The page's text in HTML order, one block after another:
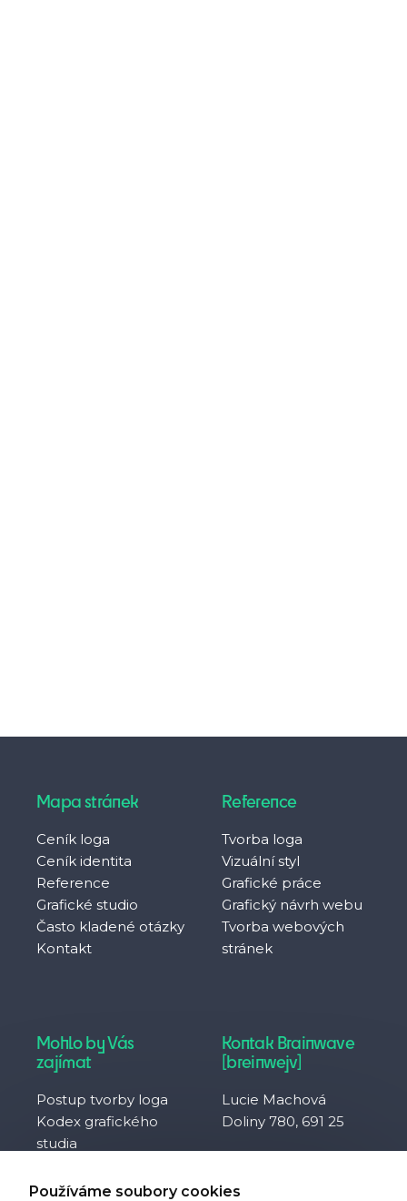
Používáme soubory cookies
Mapa stránek
Ceník loga
Ceník identita
Reference
Grafické studio
Často kladené otázky
Kontakt
Reference
Tvorba loga
Vizuální styl
Grafické práce
Grafický návrh webu
Tvorba webových
stránek
Mohlo by Vás
zajímat
Postup tvorby loga
Kodex grafického
studia
Co je to svobodná
Kontak Brainwave
[breinwejv]
Lucie Machová
Doliny 780, 691 25
DIČ CZ8752094230